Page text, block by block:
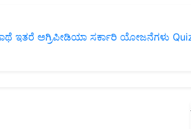
ಇತರೆ ಅಗ್ರಿಪೀಡಿಯಾ ಸರ್ಕಾರಿ ಯೋಜನೆಗಳು